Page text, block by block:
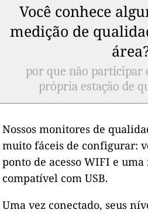
Você conhece
medição de
por que não participar
própria estação de
Nossos monitores de
muito fáceis de configurar:
ponto de acesso WIFI e
compatível com USB.
Uma vez conectado, seus